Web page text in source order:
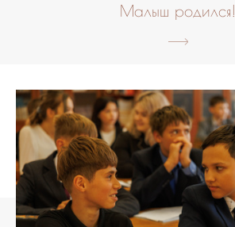
Малыш родился!